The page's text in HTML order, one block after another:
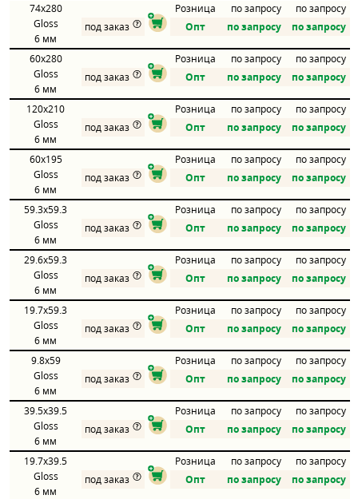
74x280
Gloss
6 мм
Розница по запросу
по запросу
под заказ
Опт по запросу по запросу
60x280
Gloss
6 мм
Розница по запросу
по запросу
под заказ
Опт по запросу по запросу
120x210
Gloss
6 мм
Розница по запросу
по запросу
под заказ
Опт по запросу по запросу
60x195
Gloss
6 мм
Розница по запросу
по запросу
под заказ
Опт по запросу по запросу
59.3x59.3
Gloss
6 мм
Розница по запросу
по запросу
под заказ
Опт по запросу по запросу
29.6x59.3
Gloss
6 мм
Розница по запросу
по запросу
под заказ
Опт по запросу по запросу
19.7x59.3
Gloss
6 мм
Розница по запросу
по запросу
под заказ
Опт по запросу по запросу
9.8x59
Gloss
6 мм
Розница по запросу
по запросу
под заказ
Опт по запросу по запросу
39.5x39.5
Gloss
6 мм
Розница по запросу
по запросу
под заказ
Опт по запросу по запросу
19.7x39.5
Gloss
6 мм
Розница по запросу
по запросу
под заказ
Опт по запросу по запросу